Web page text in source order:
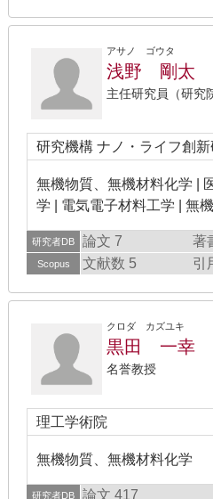
アサノ ゴウタ
浅野 剛太
主任研究員（研究
研究機構 ナノ・ライフ創
無機物質、無機材料化学 |
学 | 電気電子材料工学 | 無
研究者DB 論文 7 著
Scopus 文献数 5 引
クロダ カズユキ
黒田 一幸
名誉教授
理工学術院
無機物質、無機材料化学
研究者DB 論文 417